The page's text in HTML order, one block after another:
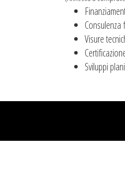
Visure
Sviluppi